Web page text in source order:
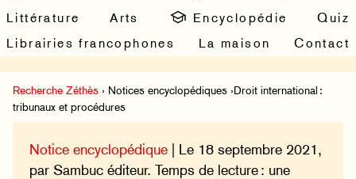
Littérature
Arts Encyclopédie
Quiz
Librairies francophones
La maison Contact
Recherche Zéthès › Notices encyclopédiques ›Droit international :
tribunaux et procédures
Notice encyclopédique | Le 18 septembre 2021,
par Sambuc éditeur. Temps de lecture : une